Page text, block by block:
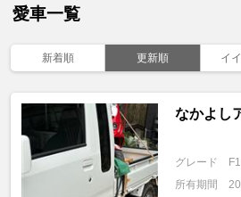
愛車一覧
新着順 更新順 イ
なかよし
グレード
所有期間